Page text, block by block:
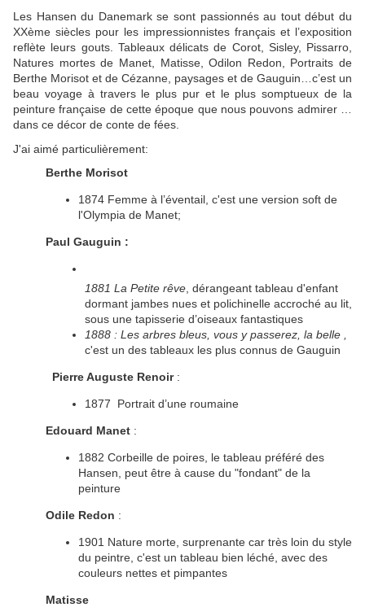
Les Hansen du Danemark se sont passionnés au tout début du
XXème siècles pour les impressionnistes français et l’exposition
reflète leurs gouts. Tableaux délicats de Corot, Sisley, Pissarro,
Natures mortes de Manet, Matisse, Odilon Redon, Portraits de
Berthe Morisot et de Cézanne, paysages et de Gauguin…c’est un
beau voyage à travers le plus pur et le plus somptueux de la
peinture française de cette époque que nous pouvons admirer …
dans ce décor de conte de fées.
J'ai aimé particulièrement:
Berthe Morisot
1874 Femme à l’éventail, c'est une version soft de
l'Olympia de Manet;
Paul Gauguin :
1881 La Petite rêve, dérangeant tableau d'enfant
dormant jambes nues et polichinelle accroché au lit,
sous une tapisserie d’oiseaux fantastiques
1888 : Les arbres bleus, vous y passerez, la belle ,
c'est un des tableaux les plus connus de Gauguin
Pierre Auguste Renoir:
1877 Portrait d’une roumaine
Edouard Manet :
1882 Corbeille de poires, le tableau préféré des
Hansen, peut être à cause du "fondant" de la
peinture
Odile Redon :
1901 Nature morte, surprenante car très loin du style
du peintre, c'est un tableau bien léché, avec des
couleurs nettes et pimpantes
Matisse